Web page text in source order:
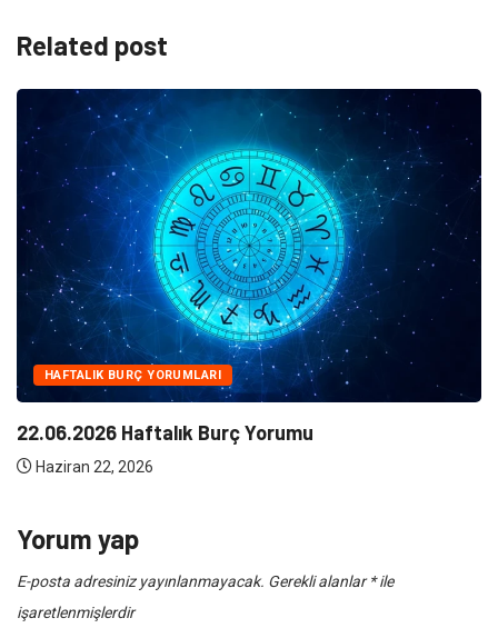
Related post
NE
Klima Bakımının Önemi Nedir ?
Haziran 10, 2026
Yorum yap
E-posta adresiniz yayınlanmayacak. Gerekli alanlar*ile
işaretlenmişlerdir